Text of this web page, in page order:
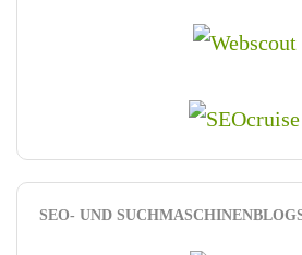
SEO- UND